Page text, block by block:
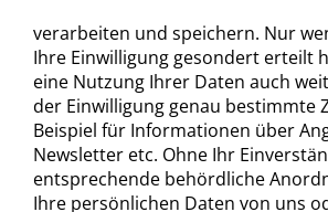
verarbeiten und speichern. Nur
Ihre Einwilligung gesondert erteilt
eine Nutzung Ihrer Daten auch
der Einwilligung genau bestimmte
Beispiel für Informationen über
Newsletter etc. Ohne Ihr
entsprechende behördliche
Ihre persönlichen Daten von uns